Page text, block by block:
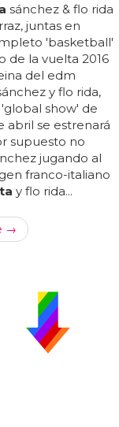
sánchez & flo rida
juntas en
'basketball'
de la vuelta 2016
del edm
y flo rida,
show' de
abril se estrenará
supuesto no
jugando al
franco-italiano
y flo rida...
→